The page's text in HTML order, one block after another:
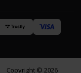
Copyright © 2026